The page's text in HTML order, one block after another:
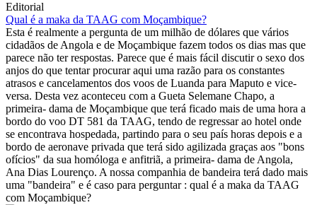
Editorial
Qual é a maka da TAAG com Moçambique?
Esta é realmente a pergunta de um milhão de dólares que vários
cidadãos de Angola e de Moçambique fazem todos os dias mas que
parece não ter respostas. Parece que é mais fácil discutir o sexo dos
anjos do que tentar procurar aqui uma razão para os constantes
atrasos e cancelamentos dos voos de Luanda para Maputo e vice-
versa. Desta vez aconteceu com a Gueta Selemane Chapo, a
primeira- dama de Moçambique que terá ficado mais de uma hora a
bordo do voo DT 581 da TAAG, tendo de regressar ao hotel onde
se encontrava hospedada, partindo para o seu país horas depois e a
bordo de aeronave privada que terá sido agilizada graças aos "bons
ofícios" da sua homóloga e anfitriã, a primeira- dama de Angola,
Ana Dias Lourenço. A nossa companhia de bandeira terá dado mais
uma "bandeira" e é caso para perguntar : qual é a maka da TAAG
com Moçambique?